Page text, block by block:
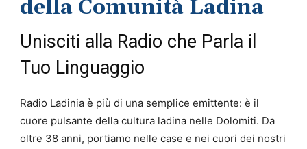
della Comunità Ladina
Unisciti alla Radio che Parla il
Tuo Linguaggio
Radio Ladinia è più di una semplice emittente: è il
cuore pulsante della cultura ladina nelle Dolomiti. Da
oltre 38 anni, portiamo nelle case e nei cuori dei nostri